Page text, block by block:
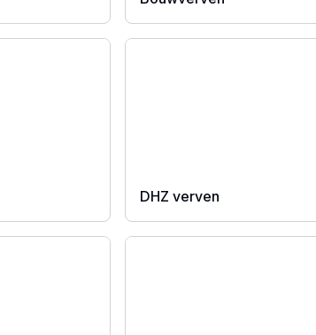
DHZ verven